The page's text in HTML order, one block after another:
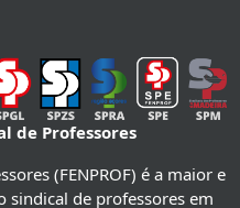
de Professores
(FENPROF) é a maior e
sindical de professores em